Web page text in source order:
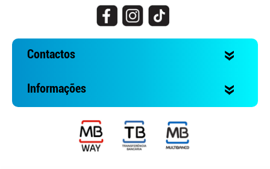
Contactos
Informações